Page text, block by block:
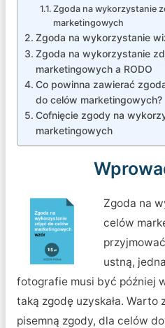
Zgoda na wykorzystanie
marketingowych
Zgoda na wykorzystanie
Zgoda na wykorzystanie
marketingowych a RODO
Co powinna zawierać
do celów marketingowych?
Cofnięcie zgody na
marketingowych
Zgoda na
celów
ustną,
fotografie musi być później
taką zgodę uzyskała.
pisemną zgody, dla celów